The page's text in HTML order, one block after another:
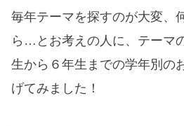
毎年テーマを探すのが大変、
ら…とお考えの人に、 テーマ
生から６年生までの学年別の
げてみました！